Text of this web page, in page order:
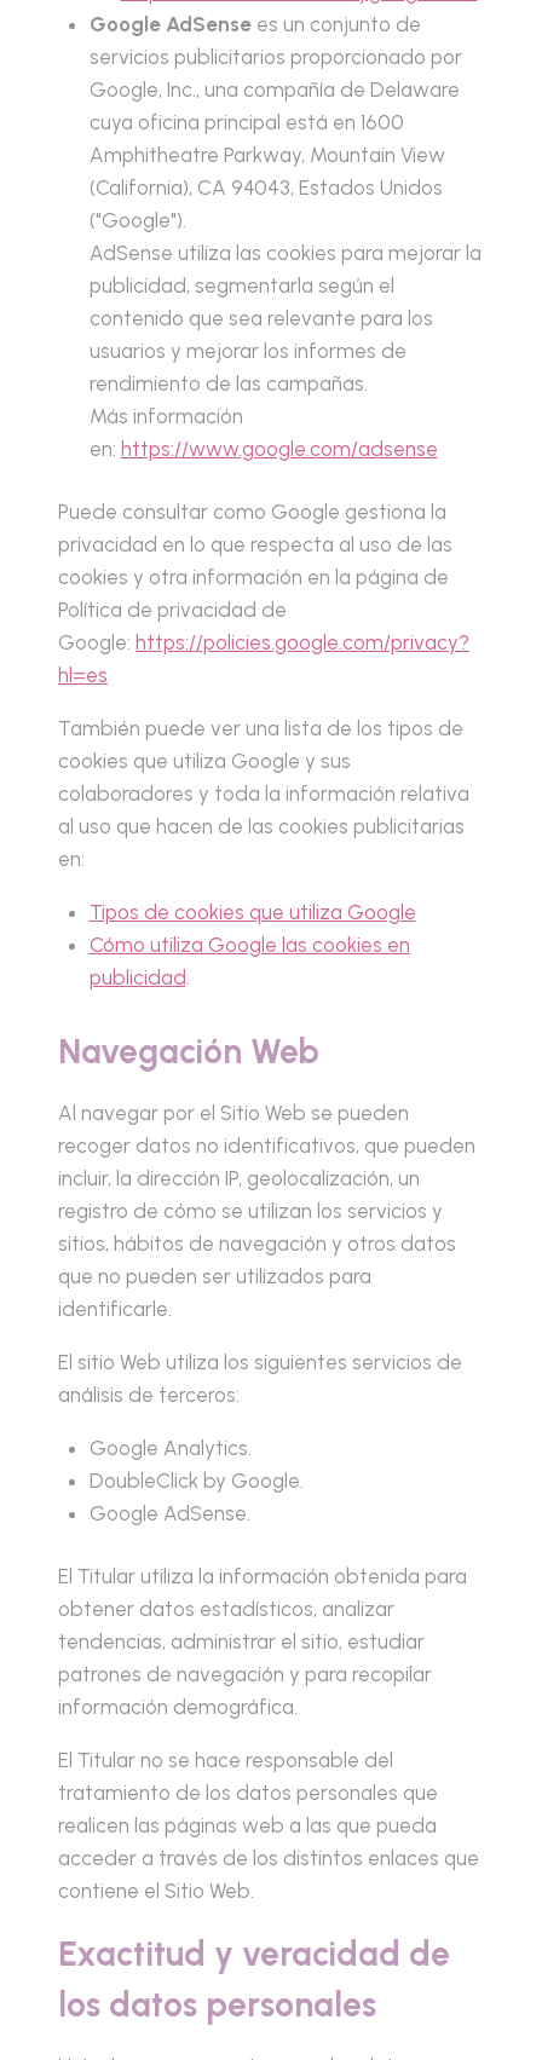
Google AdSensees un conjunto de
servicios publicitarios proporcionado por
Google, Inc., una compañía de Delaware
cuya oficina principal está en 1600
Amphitheatre Parkway, Mountain View
(California), CA 94043, Estados Unidos
("Google").
AdSense utiliza las cookies para mejorar la
publicidad, segmentarla según el
contenido que sea relevante para los
usuarios y mejorar los informes de
rendimiento de las campañas.
Más información
en: https://www.google.com/adsense
Puede consultar como Google gestiona la
privacidad en lo que respecta al uso de las
cookies y otra información en la página de
Política de privacidad de
Google: https://policies.google.com/privacy?
hl=es
También puede ver una lista de los tipos de
cookies que utiliza Google y sus
colaboradores y toda la información relativa
al uso que hacen de las cookies publicitarias
en:
Tipos de cookies que utiliza Google
Cómo utiliza Google las cookies en
publicidad.
Navegación Web
Al navegar por el Sitio Web se pueden
recoger datos no identificativos, que pueden
incluir, la dirección IP, geolocalización, un
registro de cómo se utilizan los servicios y
sitios, hábitos de navegación y otros datos
que no pueden ser utilizados para
identificarle.
El sitio Web utiliza los siguientes servicios de
análisis de terceros:
Google Analytics.
DoubleClick by Google.
Google AdSense.
El Titular utiliza la información obtenida para
obtener datos estadísticos, analizar
tendencias, administrar el sitio, estudiar
patrones de navegación y para recopilar
información demográfica.
El Titular no se hace responsable del
tratamiento de los datos personales que
realicen las páginas web a las que pueda
acceder a través de los distintos enlaces que
contiene el Sitio Web.
Exactitud y veracidad de
los datos personales